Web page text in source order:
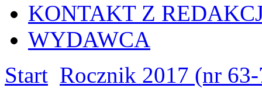
KONTAKT Z
WYDAWCA
Start Rocznik 2017 (nr